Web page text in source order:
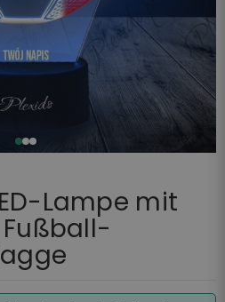
Lampe mit